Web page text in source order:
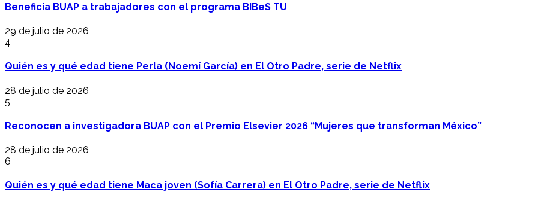
Beneficia BUAP a trabajadores con el programa BIBeS TU
29 de julio de 2026
4
Quién es y qué edad tiene Perla (Noemí García) en El Otro Padre, serie de Netflix
28 de julio de 2026
5
Reconocen a investigadora BUAP con el Premio Elsevier 2026 “Mujeres que transforman México”
28 de julio de 2026
6
Quién es y qué edad tiene Maca joven (Sofía Carrera) en El Otro Padre, serie de Netflix